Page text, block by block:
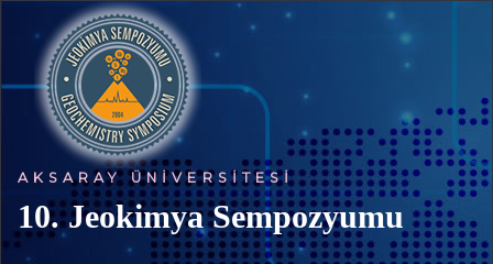
AKSARAY ÜNIVERSITESI
10. Jeokimya Sempozyumu